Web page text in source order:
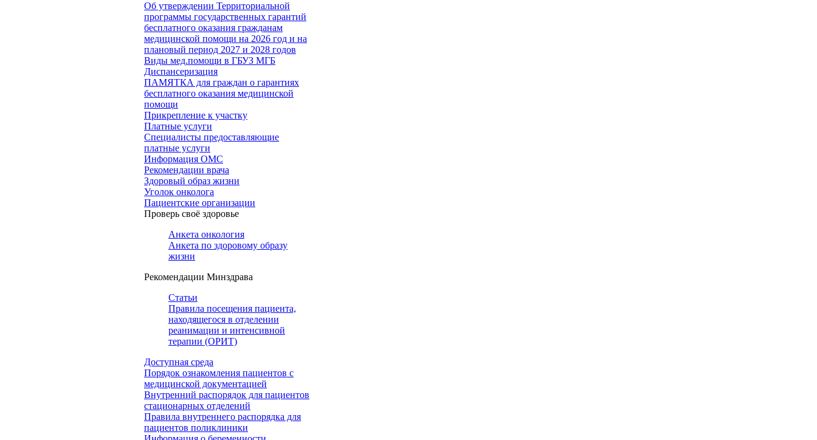
Об утверждении Территориальной
программы государственных гарантий
бесплатного оказания гражданам
медицинской помощи на 2026 год и на
плановый период 2027 и 2028 годов
Виды мед.помощи в ГБУЗ МГБ
Диспансеризация
ПАМЯТКА для граждан о гарантиях
бесплатного оказания медицинской
помощи
Прикрепление к участку
Платные услуги
Специалисты предоставляющие
платные услуги
Информация ОМС
Рекомендации врача
Здоровый образ жизни
Уголок онколога
Пациентские организации
Проверь своё здоровье
Анкета онкология
Анкета по здоровому образу
жизни
Рекомендации Минздрава
Статьи
Правила посещения пациента,
находящегося в отделении
реанимации и интенсивной
терапии (ОРИТ)
Доступная среда
Порядок ознакомления пациентов с
медицинской документацией
Внутренний распорядок для пациентов
стационарных отделений
Правила внутреннего распорядка для
пациентов поликлиники